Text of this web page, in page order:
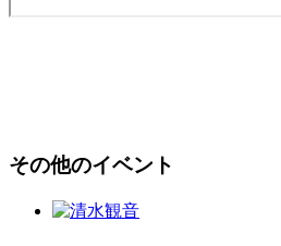
その他のイベント